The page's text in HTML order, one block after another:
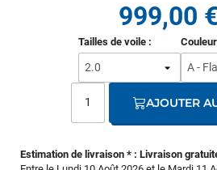
Estimation de livraison * : Livraison
Tailles de voile :
999,00 €
AJOUTER